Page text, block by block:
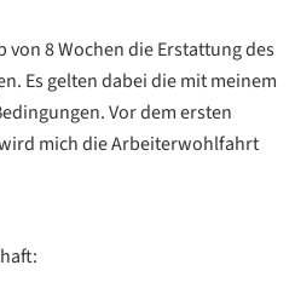
8 Wochen die Erstattung des
Es gelten dabei die mit meinem
Vor dem ersten
mich die Arbeiterwohlfahrt